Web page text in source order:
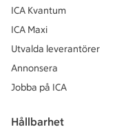
ICA Kvantum
ICA Maxi
Utvalda leverantörer
Annonsera
Jobba på ICA
Hållbarhet